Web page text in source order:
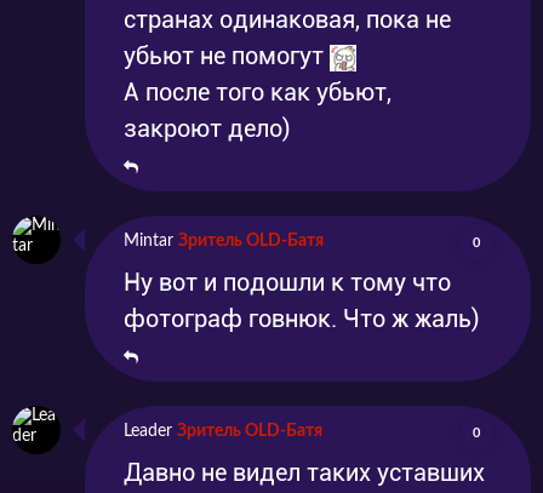
странах одинаковая, пока не
убьют не помогут
А после того как убьют,
закроют дело)
Mintar Зритель OLD-Батя 0
Ну вот и подошли к тому что
фотограф говнюк. Что ж жаль)
Leader Зритель OLD-Батя 0
Давно не видел таких уставших